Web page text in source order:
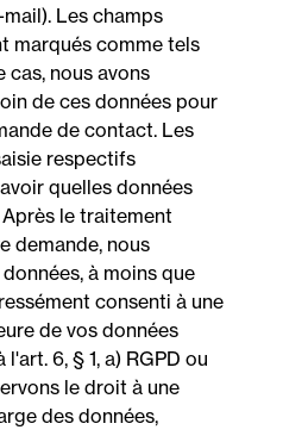
Les champs
marqués comme tels
cas, nous avons
de ces données pour
de contact. Les
respectifs
quelles données
le traitement
demande, nous
à moins que
consenti à une
de vos données
6, § 1, a) RGPD ou
le droit à une
des données,